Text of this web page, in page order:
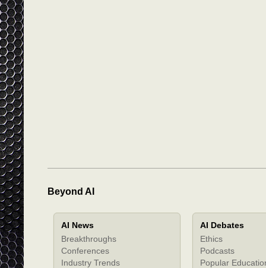
Beyond AI
AI News
Breakthroughs
Conferences
Industry Trends
AI Debates
Ethics
Podcasts
Popular